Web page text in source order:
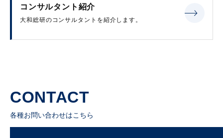
コンサルタント紹介
大和総研のコンサルタントを紹介します。
CONTACT
各種お問い合わせはこちら